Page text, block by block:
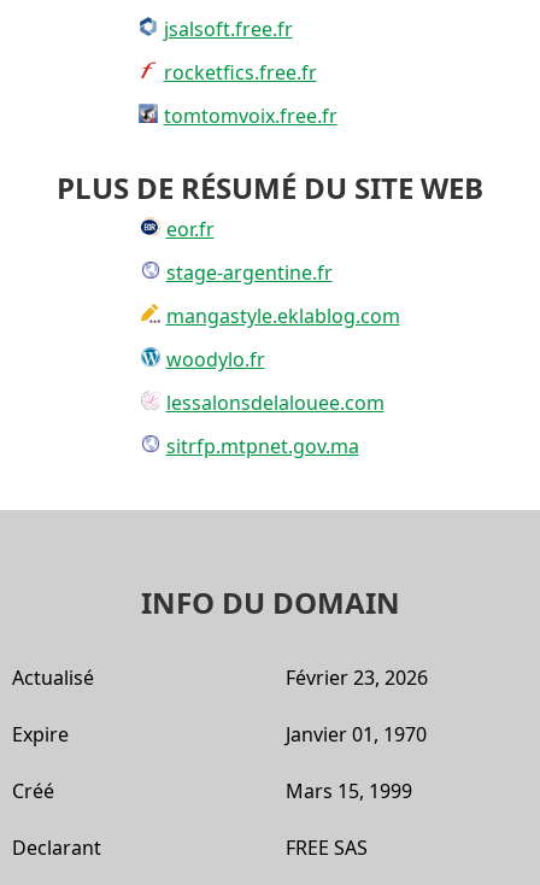
jsalsoft.free.fr
rocketfics.free.fr
tomtomvoix.free.fr
PLUS DE RÉSUMÉ DU SITE WEB
eor.fr
stage-argentine.fr
mangastyle.eklablog.com
woodylo.fr
lessalonsdelalouee.com
sitrfp.mtpnet.gov.ma
INFO DU DOMAIN
Actualisé Février 23, 2026
Expire Janvier 01, 1970
Créé Mars 15, 1999
Declarant FREE SAS